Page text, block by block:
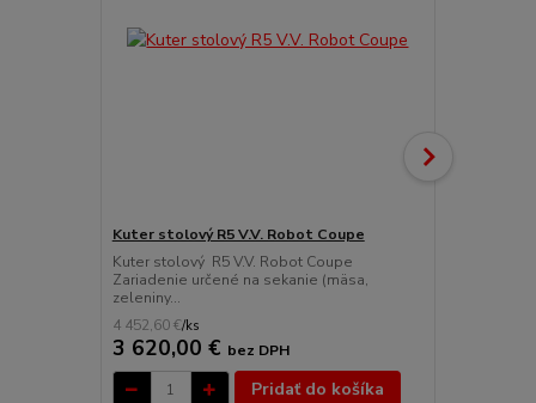
Kuter stolový R5 V.V. Robot Coupe
Kuter stolový R5 V.V. Robot Coupe
Zariadenie určené na sekanie (mäsa,
zeleniny...
4 452,60 €/ks
3 620,00 € bez DPH
Pridať do košíka